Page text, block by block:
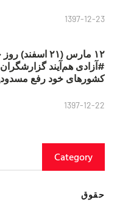
1397-12-23
۱۲ مارس (۲۱
کشورهای خود رفع
1397-12-22
Category
حقوق